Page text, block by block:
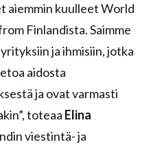
aiemmin kuulleet World
Finlandista. Saimme
ja ihmisiin, jotka
aidosta
ja ovat varmasti
toteaa Elina
viestintä- ja